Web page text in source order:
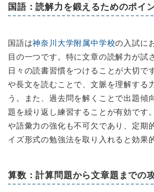
国語：読解力を鍛えるためのポイ
国語は神奈川大学附属中学校の入試に
目の一つです。特に文章の読解力が試
日々の読書習慣をつけることが大切で
や長文を読むことで、文脈を理解する
う。また、過去問を解くことで出題傾
題を繰り返し練習することが有効です
や語彙力の強化も不可欠であり、定期
イズ形式の勉強法を取り入れると効果
算数：計算問題から文章題までの